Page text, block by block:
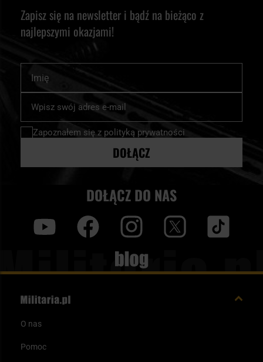
Zapisz się na newsletter i bądź na bieżąco z
najlepszymi okazjami!
nasz
newsletter:
Zapoznałem się z polityką prywatności
DOŁĄCZ
DOŁĄCZ DO NAS
Blog
O nas
Pomoc